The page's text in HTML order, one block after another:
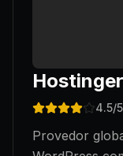
Hostinger
4.5/
Provedor